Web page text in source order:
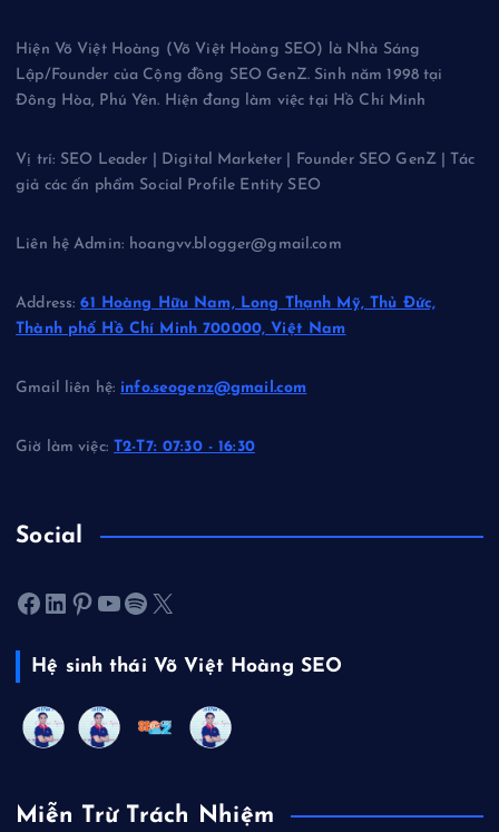
Hiện Võ Việt Hoàng (Võ Việt Hoàng SEO) là Nhà Sáng
Lập/Founder của Cộng đồng SEO GenZ. Sinh năm 1998 tại
Đông Hòa, Phú Yên. Hiện đang làm việc tại Hồ Chí Minh
Vị trí: SEO Leader | Digital Marketer | Founder SEO GenZ | Tác
giả các ấn phẩm Social Profile Entity SEO
Liên hệ Admin: hoangvv.blogger@gmail.com
Address:61 Hoàng Hữu Nam, Long Thạnh Mỹ, Thủ Đức,
Thành phố Hồ Chí Minh 700000, Việt Nam
Gmail liên hệ: info.seogenz@gmail.com
Giờ làm việc:T2-T7: 07:30 - 16:30
Social
Facebook LinkedIn Pinterest Youtube Spotify X
Hệ sinh thái Võ Việt Hoàng SEO
Miễn Trừ Trách Nhiệm